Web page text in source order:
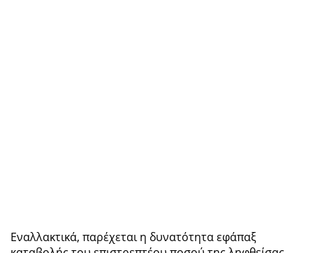
Εναλλακτικά, παρέχεται η δυνατότητα εφάπαξ